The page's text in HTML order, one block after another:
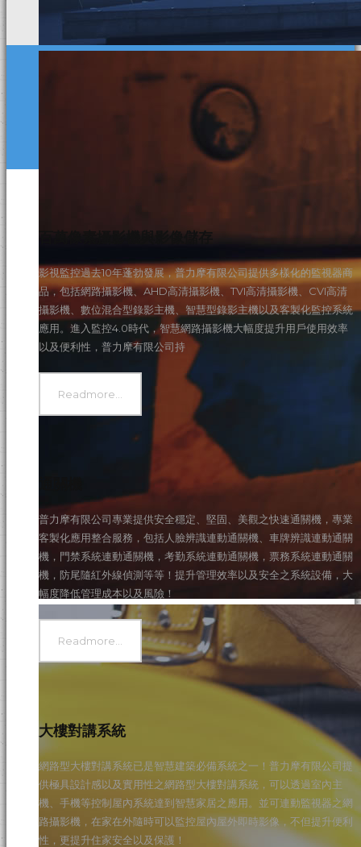
專業可靠的監視器
夥伴
百萬像素攝影機與影像儲存
影視監控過去10年蓬勃發展，普力摩有限公司提供多樣化的監視器商
品，包括網路攝影機、AHD高清攝影機、TVI高清攝影機、CVI高清
攝影機、數位混合型錄影主機、智慧型錄影主機以及客製化監控系統
應用。進入監控4.0時代，智慧網路攝影機大幅度提升用戶使用效率
以及便利性，普力摩有限公司持
Readmore...
普力摩有限公司專業提供安全穩定、堅固、美觀之快速通關機，專業
客製化應用整合服務，包括人臉辨識連動通關機、車牌辨識連動通關
機，門禁系統連動通關機，考勤系統連動通關機，票務系統連動通關
機，防尾隨紅外線偵測等等！提升管理效率以及安全之系統設備，大
幅度降低管理成本以及風險！
Readmore...
大樓對講系統
網路型大樓對講系統已是智慧建築必備系統之一！普力摩有限公司提
供極具設計感以及實用性之網路型大樓對講系統，可以透過室內主
機、手機等控制屋內系統達到智慧家居之應用。並可連動監視器之網
路攝影機，在家在外隨時可以監控屋內屋外即時影像，不但提升便利
性，更提升住家安全以及保護！